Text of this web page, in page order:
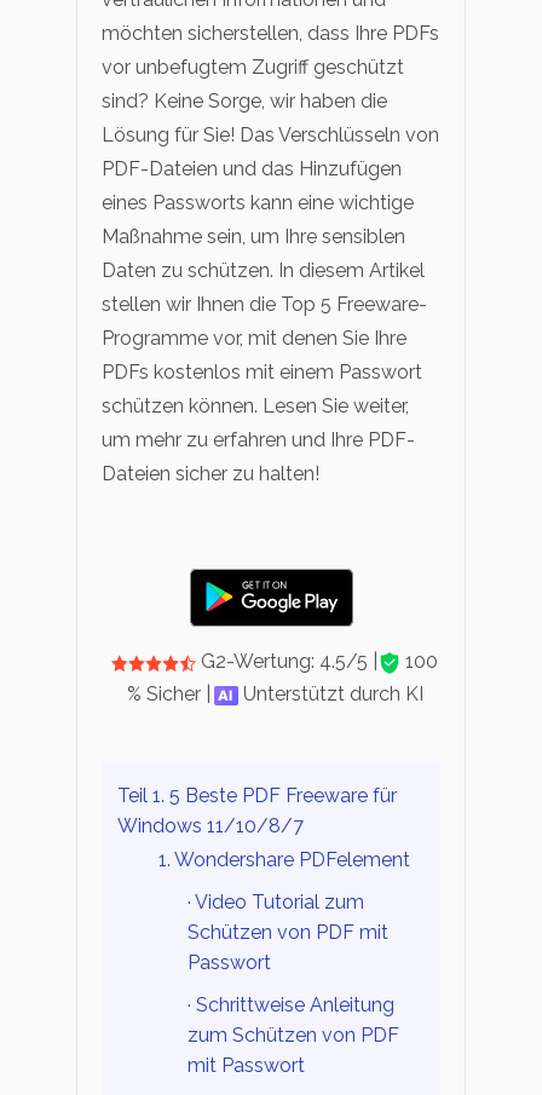
PDF freigeben
eSign PDFs rechtmäßig
Branchen
Bildung
IT-Dienstleistung
Rechtliches
Gesundheitswesen
Finanzen
Freiberufler
Alle PDF-Funktionen
Technische Daten
Was ist NEU
Benutzerhandbuch
PDFelement für Windows
PDFelement für iOS
PDFelement für Android
Mehr erfahren
Bewertungen
Sehen Sie, was unsere Nutzer sagen.
Bearbeiten, Drucken und Anpassen von kostenlosen
PDF-Wissen
PDF-bezogene Informationen, die Sie benötigen.
Download-Zentrum
möchten sicherstellen, dass Ihre PDFs
vor unbefugtem Zugriff geschützt
sind? Keine Sorge, wir haben die
Lösung für Sie! Das Verschlüsseln von
PDF-Dateien und das Hinzufügen
eines Passworts kann eine wichtige
Maßnahme sein, um Ihre sensiblen
Daten zu schützen. In diesem Artikel
stellen wir Ihnen die Top 5 Freeware-
Programme vor, mit denen Sie Ihre
PDFs kostenlos mit einem Passwort
schützen können. Lesen Sie weiter,
um mehr zu erfahren und Ihre PDF-
Dateien sicher zu halten!
G2-Wertung: 4.5/5 |
100
% Sicher |
Unterstützt durch KI
Teil 1. 5 Beste PDF Freeware für
Windows 11/10/8/7
1. Wondershare PDFelement
· Video Tutorial zum
Schützen von PDF mit
Passwort
· Schrittweise Anleitung
zum Schützen von PDF
mit Passwort